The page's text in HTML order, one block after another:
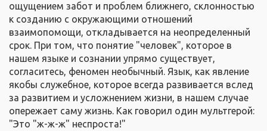
ощущением забот и проблем ближнего, склонностью
к созданию с окружающими отношений
взаимопомощи, откладывается на неопределенный
срок. При том, что понятие "человек", которое в
нашем языке и сознании упрямо существует,
согласитесь, феномен необычный. Язык, как явление
якобы служебное, которое всегда развивается вслед
за развитием и усложнением жизни, в нашем случае
опережает саму жизнь. Как говорил один мультгерой:
"Это "ж-ж-ж" неспроста!"